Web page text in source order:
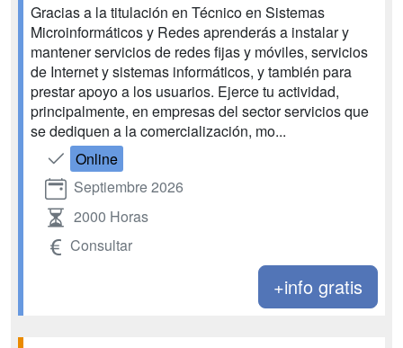
Gracias a la titulación en Técnico en Sistemas
Microinformáticos y Redes aprenderás a instalar y
mantener servicios de redes fijas y móviles, servicios
de Internet y sistemas informáticos, y también para
prestar apoyo a los usuarios. Ejerce tu actividad,
principalmente, en empresas del sector servicios que
se dediquen a la comercialización, mo...
Online
Septiembre 2026
2000 Horas
Consultar
+info gratis